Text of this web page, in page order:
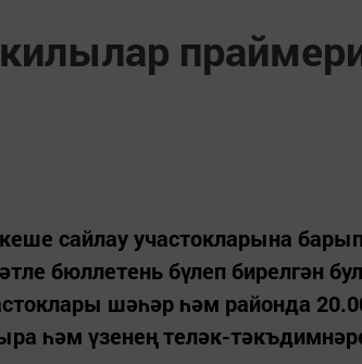
сайлау участокларына
бюллетень бүлеп бирелгән
шәһәр һәм районда
һәм үзенең теләк-